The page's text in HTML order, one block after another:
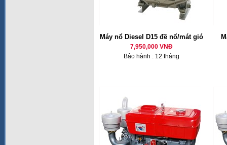
Máy nổ Diesel D15 đề nổ/mát gió
7,950,000 VNĐ
Bảo hành : 12 tháng